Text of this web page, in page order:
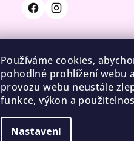
Používáme cookies,
pohodlné prohlížení webu
provozu webu neustále
funkce, výkon a
Nastavení